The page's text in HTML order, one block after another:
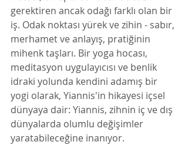
gerektiren ancak odağı farklı olan bir
iş. Odak noktası yürek ve zihin - sabır,
merhamet ve anlayış, pratiğinin
mihenk taşları. Bir yoga hocası,
meditasyon uygulayıcısı ve benlik
idraki yolunda kendini adamış bir
yogi olarak, Yiannis'in hikayesi içsel
dünyaya dair: Yiannis, zihnin iç ve dış
dünyalarda olumlu değişimler
yaratabileceğine inanıyor.